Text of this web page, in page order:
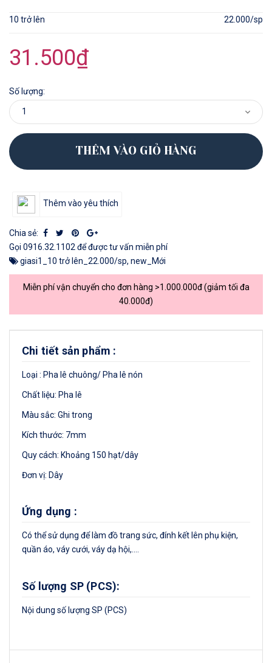
10 trở lên 22.000/sp
31.500₫
Số lượng:
THÊM VÀO GIỎ HÀNG
Thêm vào yêu thích
Chia sẻ:
Gọi 0916.32.1102 để được tư vấn miễn phí
giasi1_10 trở lên_22.000/sp, new_Mới
Miễn phí vận chuyển cho đơn hàng >1.000.000đ (giảm tối đa
40.000đ)
Chi tiết sản phẩm :
Loại : Pha lê chuông/ Pha lê nón
Chất liệu: Pha lê
Màu sắc: Ghi trong
Kích thước: 7mm
Quy cách: Khoảng 150 hạt/dây
Đơn vị: Dây
Ứng dụng :
Có thể sử dụng để làm đồ trang sức, đính kết lên phụ kiện,
quần áo, váy cưới, váy dạ hội,....
Số lượng SP (PCS):
Nội dung số lượng SP (PCS)